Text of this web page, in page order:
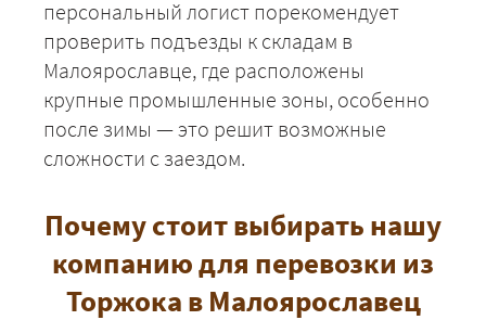
персональный логист порекомендует
проверить подъезды к складам в
Малоярославце, где расположены
крупные промышленные зоны, особенно
после зимы — это решит возможные
сложности с заездом.
Почему стоит выбирать нашу
компанию для перевозки из
Торжока в Малоярославец